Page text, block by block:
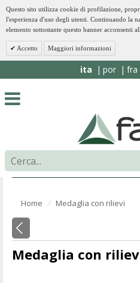
Questo sito utilizza cookie di profilazione,
l'esperienza d'uso degli utenti. Continuando la
elemento sottostante questo banner acconsenti
Accetto Maggiori informazioni
ita por fra
Home ⁄ Medaglia con rilievi
Medaglia con